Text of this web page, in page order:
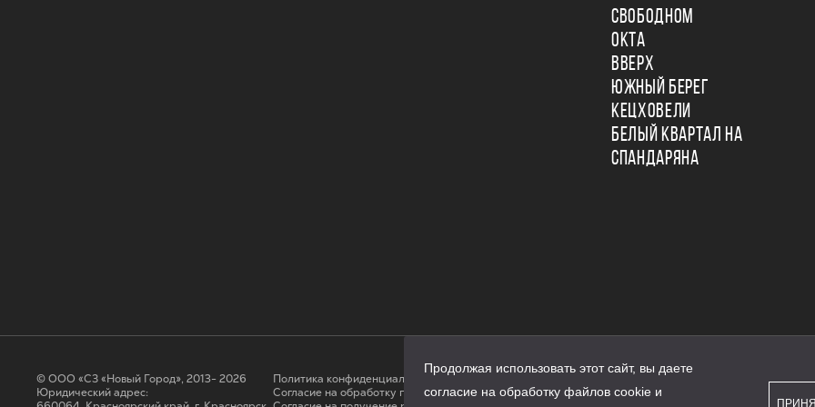
СВОБОДНОМ
ОКТА
ВВЕРХ
ЮЖНЫЙ БЕРЕГ
КЕЦХОВЕЛИ
БЕЛЫЙ КВАРТАЛ НА
СПАНДАРЯНА
© ООО «СЗ «Новый Город», 2013- 2026
Юридический адрес:
Политика конфиденциальности
Согласие на обработку персональных данных
Продолжая использовать этот сайт, вы даете
согласие на обработку файлов cookie и